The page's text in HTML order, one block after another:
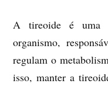
A tireoide é uma
organismo,
regulam o
isso, manter a